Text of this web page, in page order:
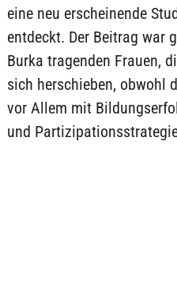
eine neu erscheinende
entdeckt. Der Beitrag war
Burka tragenden Frauen,
sich herschieben, obwohl
vor Allem mit
und